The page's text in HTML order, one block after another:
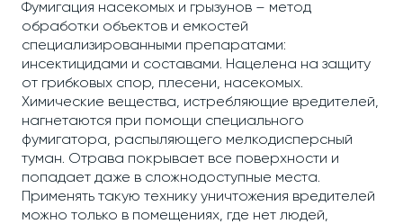
Фумигация насекомых и грызунов – метод
обработки объектов и емкостей
специализированными препаратами:
инсектицидами и составами. Нацелена на защиту
от грибковых спор, плесени, насекомых.
Химические вещества, истребляющие вредителей,
нагнетаются при помощи специального
фумигатора, распыляющего мелкодисперсный
туман. Отрава покрывает все поверхности и
попадает даже в сложнодоступные места.
Применять такую технику уничтожения вредителей
можно только в помещениях, где нет людей,